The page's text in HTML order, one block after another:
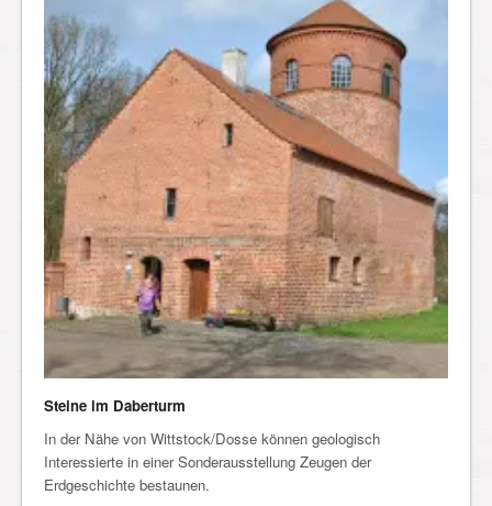
Steine im Daberturm
In der Nähe von Wittstock/Dosse können geologisch
Interessierte in einer Sonderausstellung Zeugen der
Erdgeschichte bestaunen.